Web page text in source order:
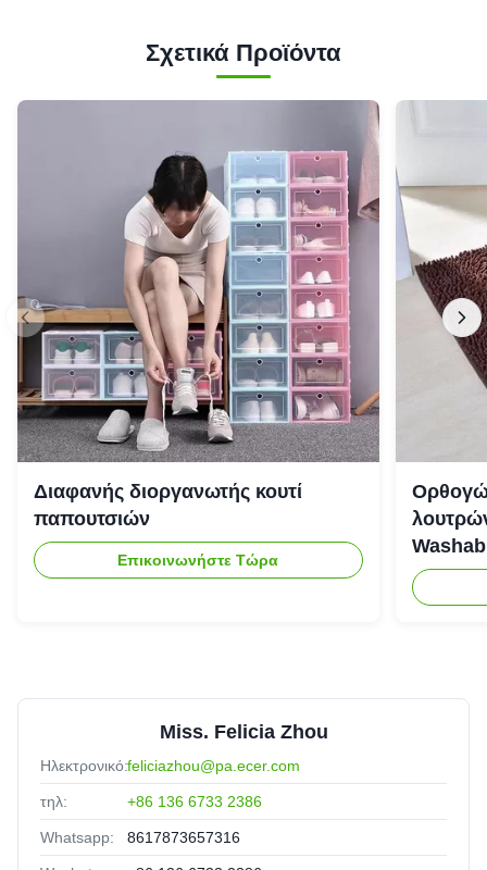
Σχετικά Προϊόντα
Διαφανής διοργανωτής κουτί
παπουτσιών
Επικοινωνήστε Τώρα
Miss. Felicia Zhou
Ηλεκτρονικό:feliciazhou@pa.ecer.com
τηλ: +86 136 6733 2386
Whatsapp: 8617873657316